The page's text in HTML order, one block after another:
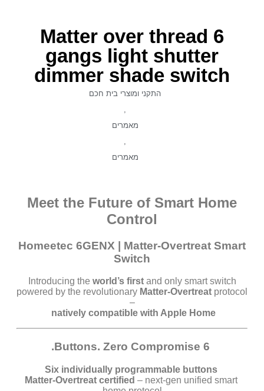
Matter over thread 6
gangs light shutter
dimmer shade switch
התקני ומוצרי בית חכם
מאמרים
מאמרים
Meet the Future of Smart Home
Control
Homeetec 6GENX | Matter-Overtreat Smart
Switch
Introducing the world’s firstand only smart switch
powered by the revolutionary Matter-Overtreat protocol
–
natively compatible with Apple Home
Six individually programmable buttons
Matter-Overtreat certified – next-gen unified smart